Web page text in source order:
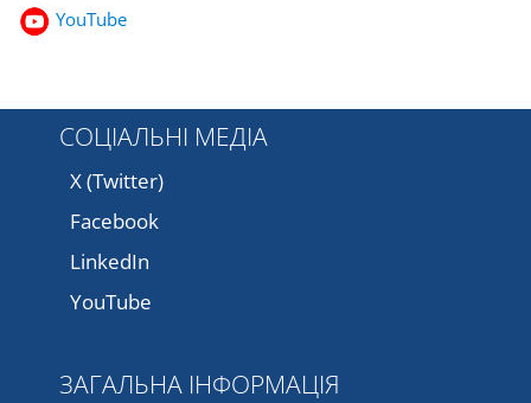
YouTube
СОЦІАЛЬНІ МЕДІА
X (Twitter)
Facebook
LinkedIn
YouTube
ЗАГАЛЬНА ІНФОРМАЦІЯ